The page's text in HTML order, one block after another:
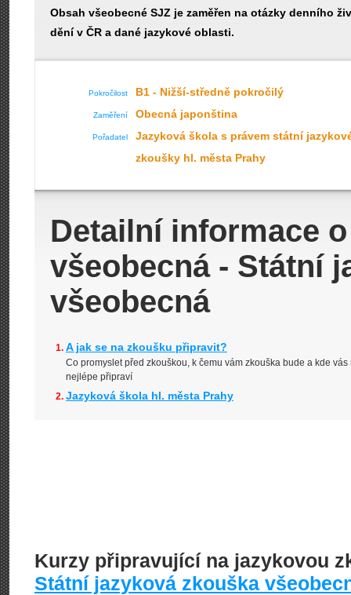
Obsah všeobecné SJZ je zaměřen na otázky denního
dění v ČR a dané jazykové oblasti.
Pokročilost B1 - Nižší-středně pokročilý
Zaměření Obecná japonština
Pořadatel
Jazyková škola s právem státní
zkoušky hl. města Prahy
Detailní informace
všeobecná - Státní
všeobecná
A jak se na zkoušku připravit?
Co promyslet před zkouškou, k čemu vám zkouška bude a kde vás
nejlépe připraví
Jazyková škola hl. města Prahy
Kurzy připravující na jazykovou
Státní jazyková zkouška